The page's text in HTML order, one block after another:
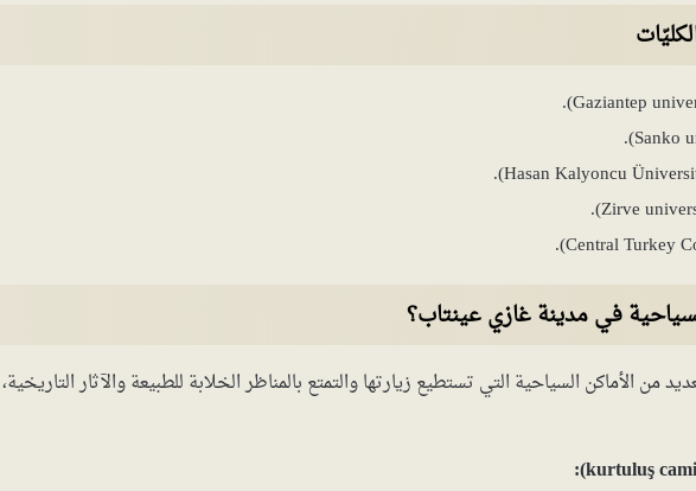
في مدينة غازي عينتاب؟
الأماكن السياحية التي تستطيع زيارتها والتمتع بالمناظر الخلابة للطبيعة والآثار التاريخية،